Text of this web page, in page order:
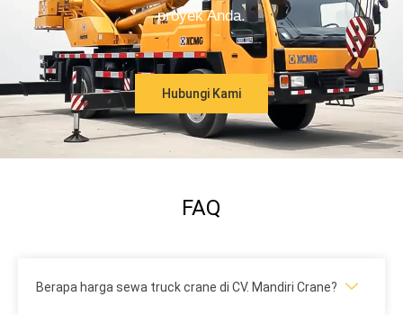
proyek Anda.
Hubungi Kami
FAQ
Berapa harga sewa truck crane di CV. Mandiri Crane?